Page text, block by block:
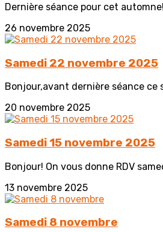
Dernière séance pour cet
26 novembre 2025
Samedi 22 novembre 2025
Bonjour,avant dernière séance ce
20 novembre 2025
Samedi 15 novembre 2025
Bonjour! On vous donne RDV
13 novembre 2025
Samedi 8 novembre